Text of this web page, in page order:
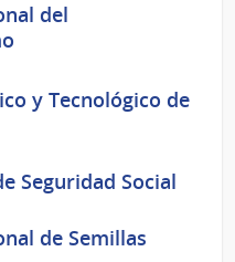
del
y Tecnológico de
Seguridad Social
de Semillas